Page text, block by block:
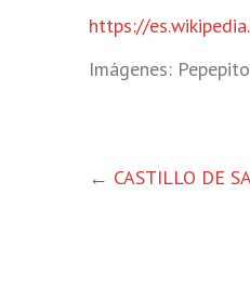
https://
Imágenes:
OTRAS
← CASTILLO DE